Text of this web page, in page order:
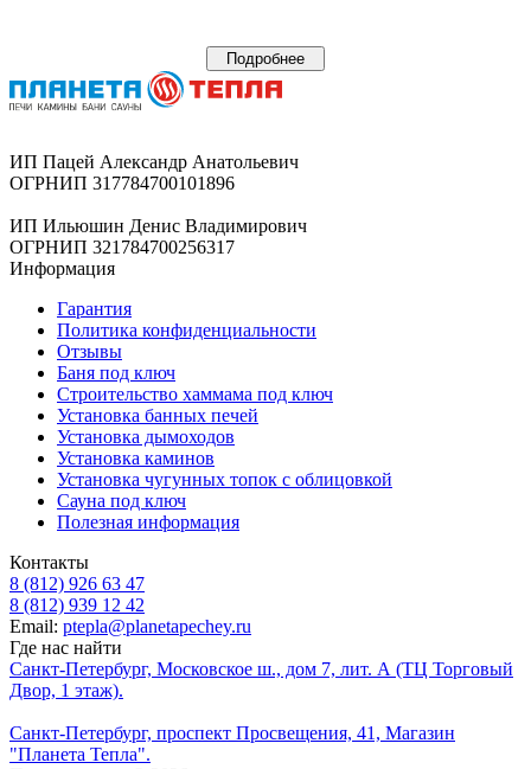
Подробнее
ИП Пацей Александр Анатольевич
ОГРНИП 317784700101896
ИП Ильюшин Денис Владимирович
ОГРНИП 321784700256317
Информация
Гарантия
Политика конфиденциальности
Отзывы
Баня под ключ
Строительство хаммама под ключ
Установка банных печей
Установка дымоходов
Установка каминов
Установка чугунных топок с облицовкой
Сауна под ключ
Полезная информация
Контакты
8 (812) 926 63 47
8 (812) 939 12 42
Email: ptepla@planetapechey.ru
Где нас найти
Санкт-Петербург, Московское ш., дом 7, лит. А (ТЦ Торговый
Двор, 1 этаж).
Санкт-Петербург, проспект Просвещения, 41, Магазин
"Планета Тепла".